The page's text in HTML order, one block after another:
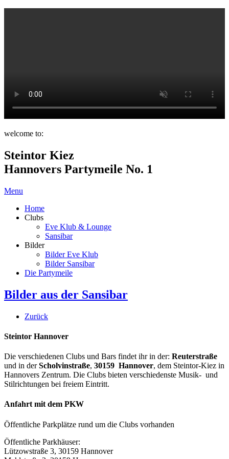
welcome to:
Steintor Kiez
Hannovers Partymeile No. 1
Menu
Home
Clubs
Eve Klub & Lounge
Sansibar
Bilder
Bilder Eve Klub
Bilder Sansibar
Die Partymeile
Bilder aus der Sansibar
Zurück
Steintor Hannover
Die verschiedenen Clubs und Bars findet ihr in der: Reuterstraße
und in derScholvinstraße, 30159 Hannover, dem Steintor-Kiez in
Hannovers Zentrum. Die Clubs bieten verschiedenste Musik- und
Stilrichtungen bei freiem Eintritt.
Anfahrt mit dem PKW
Öffentliche Parkplätze rund um die Clubs vorhanden
Öffentliche Parkhäuser:
Lützowstraße 3, 30159 Hannover